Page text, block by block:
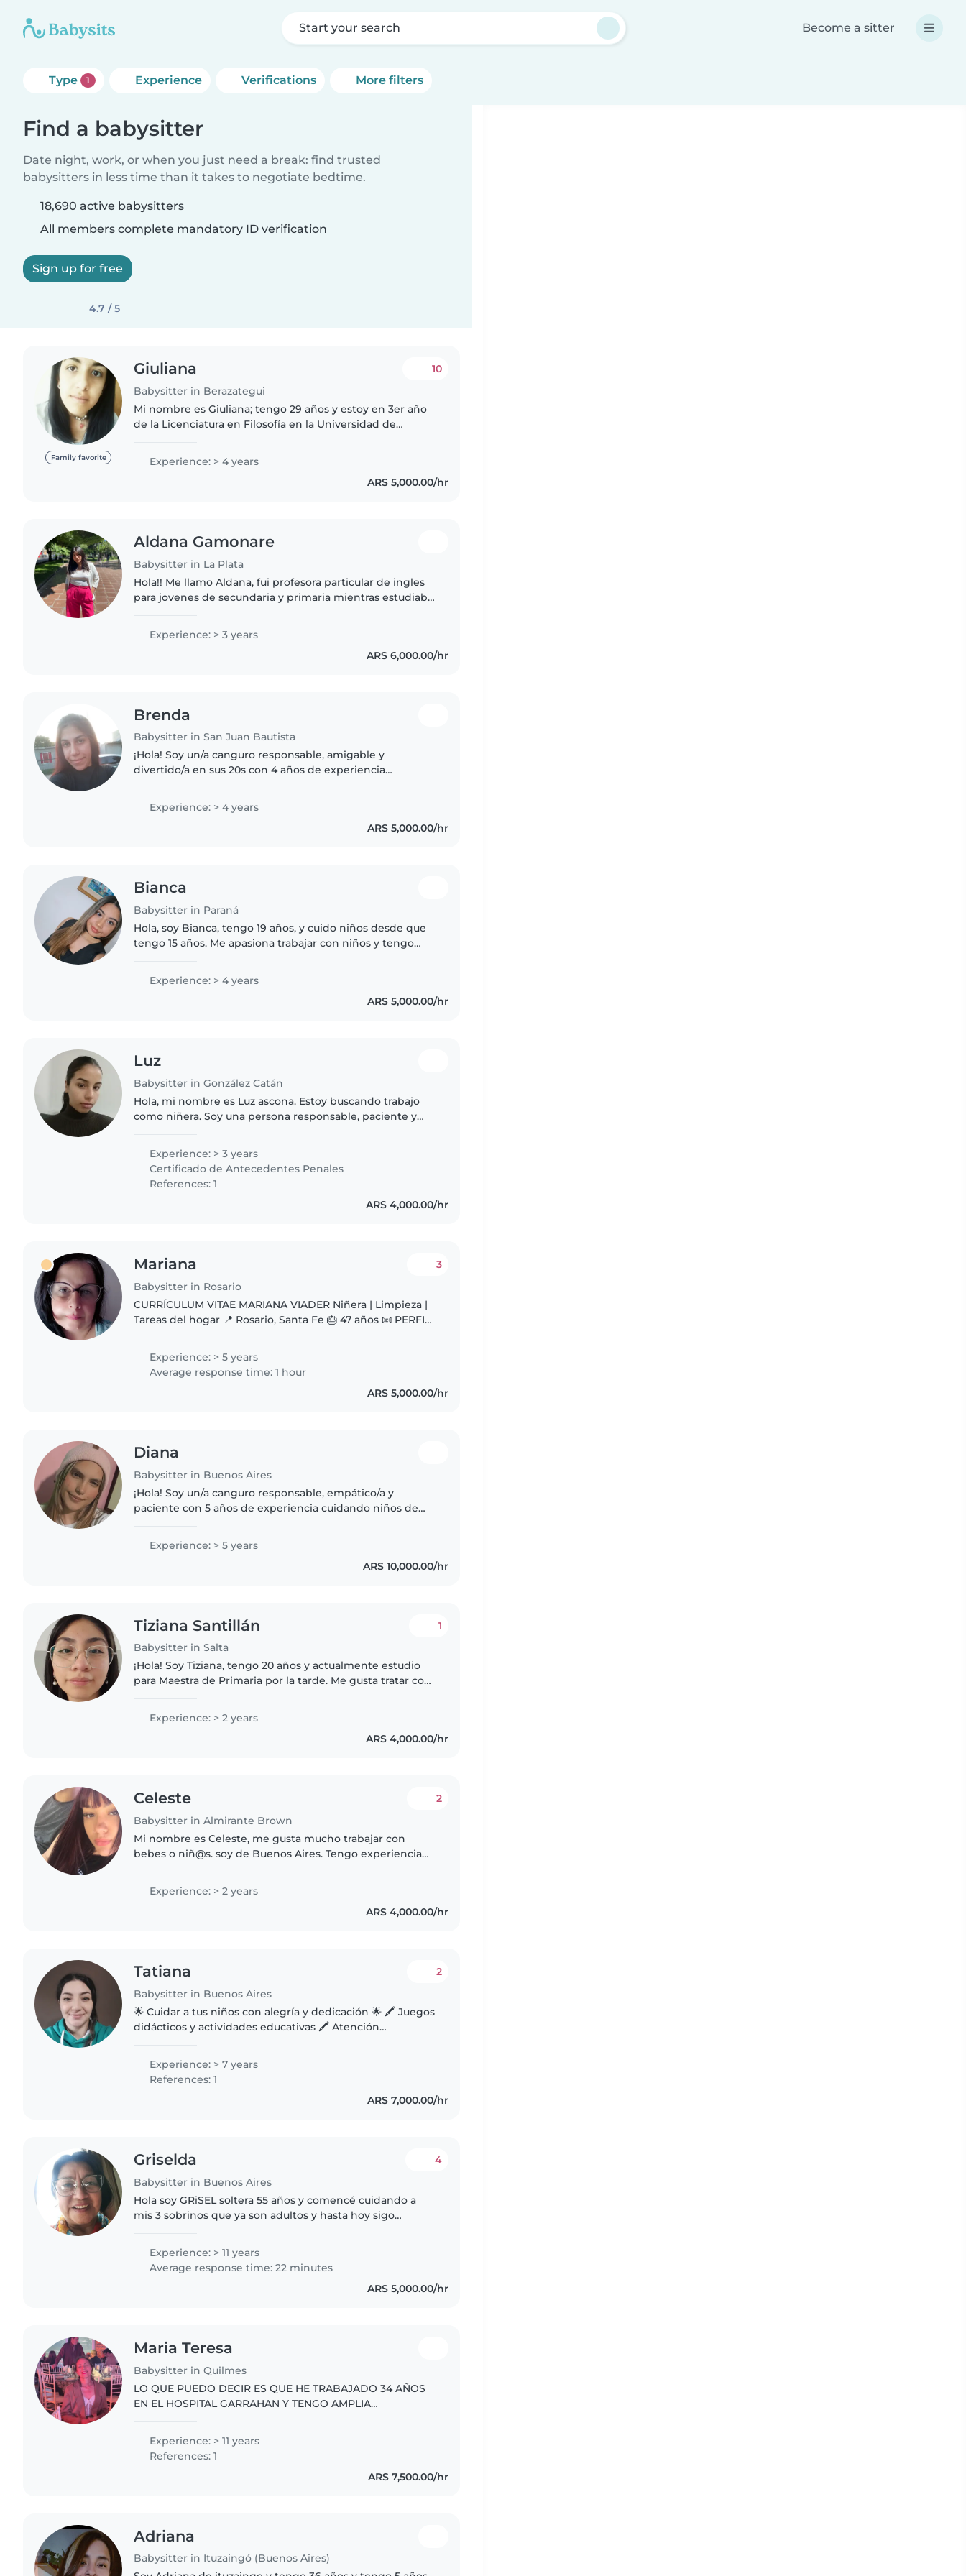
Start your search Become a sitter
Type 1 Experience Verifications More filters
Find a babysitter
Date night, work, or when you just need a break: find trusted
babysitters in less time than it takes to negotiate bedtime.
18,690 active babysitters
All members complete mandatory ID verification
Sign up for free
4.7 / 5
Family favorite
Giuliana
Babysitter in Berazategui
10
Mi nombre es Giuliana; tengo 29 años y estoy en 3er año
de la Licenciatura en Filosofía en la Universidad de
Primaria. Soy responsable;..
Experience: > 4 years
ARS 5,000.00/hr
Aldana Gamonare
Babysitter in La Plata
Hola!! Me llamo Aldana, fui profesora particular de ingles
para jovenes de secundaria y primaria mientras estudiaba
Experience: > 3 years
ARS 6,000.00/hr
Brenda
Babysitter in San Juan Bautista
¡Hola! Soy un/a canguro responsable, amigable y
divertido/a en sus 20s con 4 años de experiencia
leer cuentos, hacer manualidades..
Experience: > 4 years
ARS 5,000.00/hr
Bianca
Babysitter in Paraná
Hola, soy Bianca, tengo 19 años, y cuido niños desde que
tengo 15 años. Me apasiona trabajar con niños y tengo
responsable, cariñosa..
Experience: > 4 years
ARS 5,000.00/hr
Luz
Babysitter in González Catán
Hola, mi nombre es Luz ascona. Estoy buscando trabajo
como niñera. Soy una persona responsable, paciente y
puedo ayudar con..
Experience: > 3 years
Certificado de Antecedentes Penales
References: 1
ARS 4,000.00/hr
Mariana
Babysitter in Rosario
3
CURRÍCULUM VITAE MARIANA VIADER Niñera | Limpieza |
Tareas del hogar 📍 Rosario, Santa Fe 🎂 47 años 📧 PERFIL
cariñosa, paciente..
Experience: > 5 years
Average response time: 1 hour
ARS 5,000.00/hr
Diana
Babysitter in Buenos Aires
¡Hola! Soy un/a canguro responsable, empático/a y
paciente con 5 años de experiencia cuidando niños de
Experience: > 5 years
ARS 10,000.00/hr
Tiziana Santillán
Babysitter in Salta
1
¡Hola! Soy Tiziana, tengo 20 años y actualmente estudio
para Maestra de Primaria por la tarde. Me gusta tratar con
dispuesta a acompañarlos..
Experience: > 2 years
ARS 4,000.00/hr
Celeste
Babysitter in Almirante Brown
2
Mi nombre es Celeste, me gusta mucho trabajar con
bebes o niñ@s. soy de Buenos Aires. Tengo experiencia
ubicación puedo viajar hasta..
Experience: > 2 years
ARS 4,000.00/hr
Tatiana
Babysitter in Buenos Aires
2
🌟 Cuidar a tus niños con alegría y dedicación 🌟 🖍 Juegos
didácticos y actividades educativas 🖍 Atención
semana, feriados o viajes..
Experience: > 7 years
References: 1
ARS 7,000.00/hr
Griselda
Babysitter in Buenos Aires
4
Hola soy GRiSEL soltera 55 años y comencé cuidando a
mis 3 sobrinos que ya son adultos y hasta hoy sigo
tan lindo con..
Experience: > 11 years
Average response time: 22 minutes
ARS 5,000.00/hr
Maria Teresa
Babysitter in Quilmes
LO QUE PUEDO DECIR ES QUE HE TRABAJADO 34 AÑOS
EN EL HOSPITAL GARRAHAN Y TENGO AMPLIA
Experience: > 11 years
References: 1
ARS 7,500.00/hr
Adriana
Babysitter in Ituzaingó (Buenos Aires)